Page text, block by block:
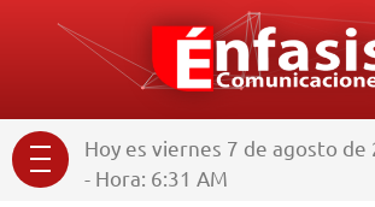
Hoy es viernes 7 de agosto de
- Hora: 6:31 AM